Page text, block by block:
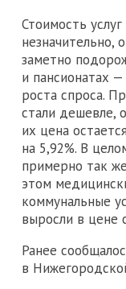
Стоимость
незначительно,
заметно
и пансионатах —
роста спроса.
стали дешевле,
их цена
на 5,92%. В
примерно так
этом
коммунальные
выросли в цене
Ранее
в